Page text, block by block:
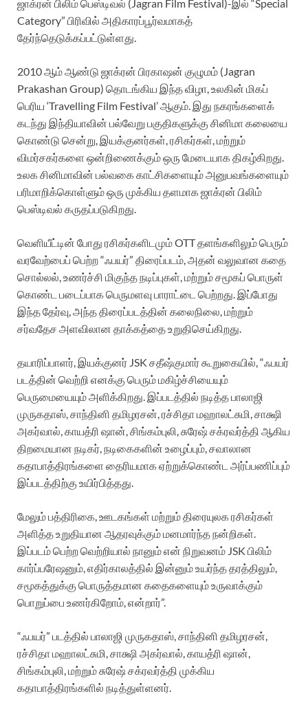
ஜாக்ரன் பிலிம் பெஸ்டிவல் (Jagran Film Festival)-இல் “Special
Category” பிரிவில் அதிகாரப்பூர்வமாகத்
தேர்ந்தெடுக்கப்பட்டுள்ளது.
2010 ஆம் ஆண்டு ஜாக்ரன் பிரகாஷன் குழுமம் (Jagran
Prakashan Group) தொடங்கிய இந்த விழா, உலகின் மிகப்
பெரிய ‘Travelling Film Festival’ ஆகும். இது நகரங்களைக்
கடந்து இந்தியாவின் பல்வேறு பகுதிகளுக்கு சினிமா கலையை
கொண்டு சென்று, இயக்குனர்கள், ரசிகர்கள், மற்றும்
விமர்சகர்களை ஒன்றிணைக்கும் ஒரு மேடையாக திகழ்கிறது.
உலக சினிமாவின் பல்வகை காட்சிகளையும் அனுபவங்களையும்
பரிமாறிக்கொள்ளும் ஒரு முக்கிய தளமாக ஜாக்ரன் பிலிம்
பெஸ்டிவல் கருதப்படுகிறது.
வெளியீட்டின் போது ரசிகர்களிடமும் OTT தளங்களிலும் பெரும்
வரவேற்பைப் பெற்ற “ஃபயர்” திரைப்படம், அதன் வலுவான கதை
சொல்லல், உணர்ச்சி மிகுந்த நடிப்புகள், மற்றும் சமூகப் பொருள்
கொண்ட படைப்பாக பெருமளவு பாராட்டை பெற்றது. இப்போது
இந்த தேர்வு, அந்த திரைப்படத்தின் கலைநிலை, மற்றும்
சர்வதேச அளவிலான தாக்கத்தை உறுதிசெய்கிறது.
தயாரிப்பாளர், இயக்குனர் JSK சதீஷ்குமார் கூறுகையில், “ஃபயர்
படத்தின் வெற்றி எனக்கு பெரும் மகிழ்ச்சியையும்
பெருமையையும் அளிக்கிறது. இப்படத்தில் நடித்த பாலாஜி
முருகதாஸ், சாந்தினி தமிழரசன், ரச்சிதா மஹாலட்சுமி, சாக்ஷி
அகர்வால், காயத்ரி ஷான், சிங்கம்புலி, சுரேஷ் சக்ரவர்த்தி ஆகிய
திறமையான நடிகர், நடிகைகளின் உழைப்பும், சவாலான
கதாபாத்திரங்களை தைரியமாக ஏற்றுக்கொண்ட அர்ப்பணிப்பும்
இப்படத்திற்கு உயிர்பித்தது.
மேலும் பத்திரிகை, ஊடகங்கள் மற்றும் திரையுலக ரசிகர்கள்
அளித்த உறுதியான ஆதரவுக்கும் மனமார்ந்த நன்றிகள்.
இப்படம் பெற்ற வெற்றியால் நானும் என் நிறுவனம் JSK பிலிம்
கார்ப்பரேஷனும், எதிர்காலத்தில் இன்னும் உயர்ந்த தரத்திலும்,
சமூகத்துக்கு பொருத்தமான கதைகளையும் உருவாக்கும்
பொறுப்பை உணர்கிறோம், என்றார்”.
“ஃபயர்” படத்தில் பாலாஜி முருகதாஸ், சாந்தினி தமிழரசன்,
ரச்சிதா மஹாலட்சுமி, சாக்ஷி அகர்வால், காயத்ரி ஷான்,
சிங்கம்புலி, மற்றும் சுரேஷ் சக்ரவர்த்தி முக்கிய
கதாபாத்திரங்களில் நடித்துள்ளனர்.